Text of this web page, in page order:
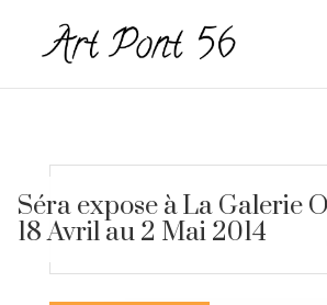
Séra expose à La Galerie
18 Avril au 2 Mai 2014